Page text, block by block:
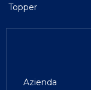
Topper
Azienda